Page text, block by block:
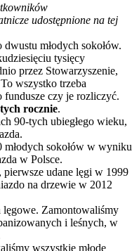
udostępnione na tej
młodych sokołów.
tysięcy
przez Stowarzyszenie,
wszystko trzeba
czy je rozliczyć.
rocznie.
90-tych ubiegłego wieku,
sokołów w wyniku
w Polsce.
udane lęgi w 1999
na drzewie w 2012
Zamontowaliśmy
i leśnych, w
wszystkie młode